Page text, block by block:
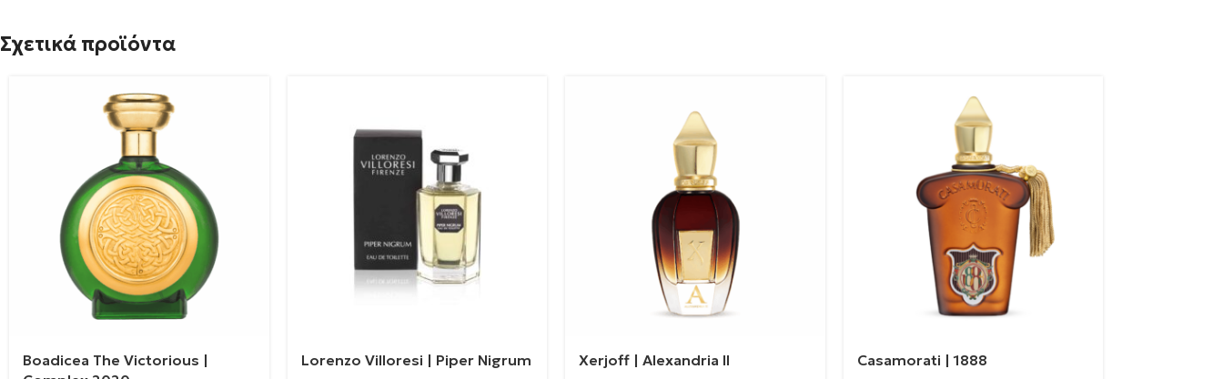
Σχετικά προϊόντα
Boadicea The Victorious |
Lorenzo Villoresi | Piper Nigrum Xerjoff | Alexandria II Casamorati | 1888